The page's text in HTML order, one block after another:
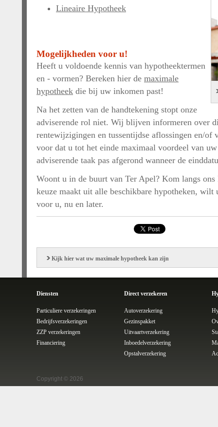
Lineaire Hypotheek
Mogelijkheden voor u!
Heeft u voldoende kennis van hypotheektermen
en - vormen? Bereken hier de maximale
hypotheek die bij uw inkomen past!
Na het zetten van de handtekening stopt onze
adviserende rol niet. Wij blijven informeren over
rentewijzigingen en tussentijdse aflossingen en/
voor dat u tot het einde maximaal voordeel van
adviserende taak pas afgerond wanneer de
Woont u in de buurt van Ter Apel? Kom langs
keuze maakt uit alle beschikbare hypotheken, wilt
voor u, nu en later.
Kijk hier wat uw maximale hypotheek kan zijn
Diensten
Particuliere verzekeringen
Bedrijfsverzekeringen
ZZP verzekeringen
Financiering
Direct verzekeren
Autoverzekering
Gezinspakket
Uitvaartverzekering
Inboedelverzekering
Opstalverzekering
Copyright © 2026